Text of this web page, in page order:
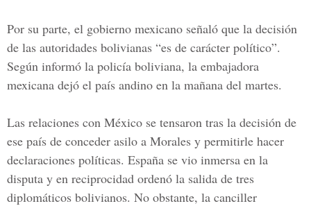
Por su parte, el gobierno mexicano señaló que la decisión
de las autoridades bolivianas “es de carácter político”.
Según informó la policía boliviana, la embajadora
mexicana dejó el país andino en la mañana del martes.
Las relaciones con México se tensaron tras la decisión de
ese país de conceder asilo a Morales y permitirle hacer
declaraciones políticas. España se vio inmersa en la
disputa y en reciprocidad ordenó la salida de tres
diplomáticos bolivianos. No obstante, la canciller